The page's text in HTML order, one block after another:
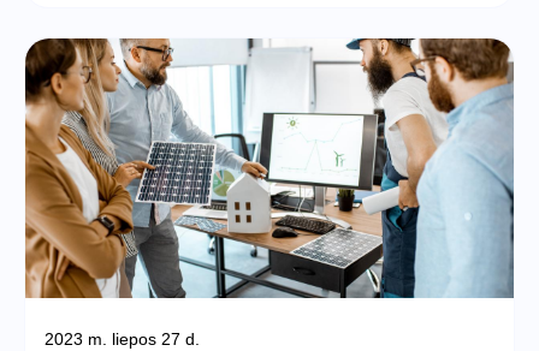
2023 m. liepos 27 d.